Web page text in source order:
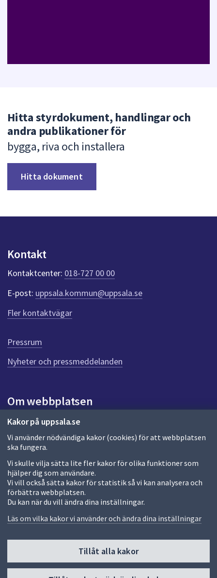
Kakor på uppsala.se
Vi använder nödvändiga kakor (cookies) för att webbplatsen
ska fungera.
Vi skulle vilja sätta lite fler kakor för olika funktioner som
hjälper dig som användare.
Vi vill också sätta kakor för statistik så vi kan analysera och
förbättra webbplatsen.
Du kan när du vill ändra dina inställningar.
Läs om vilka kakor vi använder och ändra dina inställningar
Tillåt alla kakor
Hitta styrdokument, handlingar och
andra publikationer för
bygga, riva och installera
Hitta dokument
Kontakt
Kontaktcenter: 018-727 00 00
E-post: uppsala.kommun@uppsala.se
Fler kontaktvägar
Pressrum
Nyheter och pressmeddelanden
Om webbplatsen
Om webbplatsen
Allmänna handlingar och diarium
Behandling av personuppgifter
Kakor
Språk (other languages)
Tillgänglighetsredogörelse
Fler sätt att följa oss